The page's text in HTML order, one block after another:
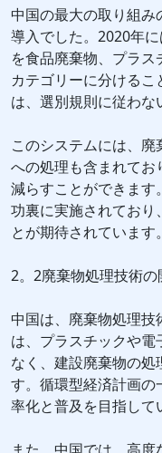
中国の最大の取り組
導入でした。2020年
を食品廃棄物、プラ
カテゴリーに分ける
は、選別規則に従わな
このシステムには、
への処理も含まれて
減らすことができま
功裏に実施されており
とが期待されています。
2。2廃棄物処理技術の
中国は、廃棄物処理技
は、プラスチックや
なく、建設廃棄物の処
す。循環型経済計画
率化と普及を目指して